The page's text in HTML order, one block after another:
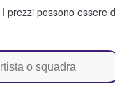
I prezzi possono essere